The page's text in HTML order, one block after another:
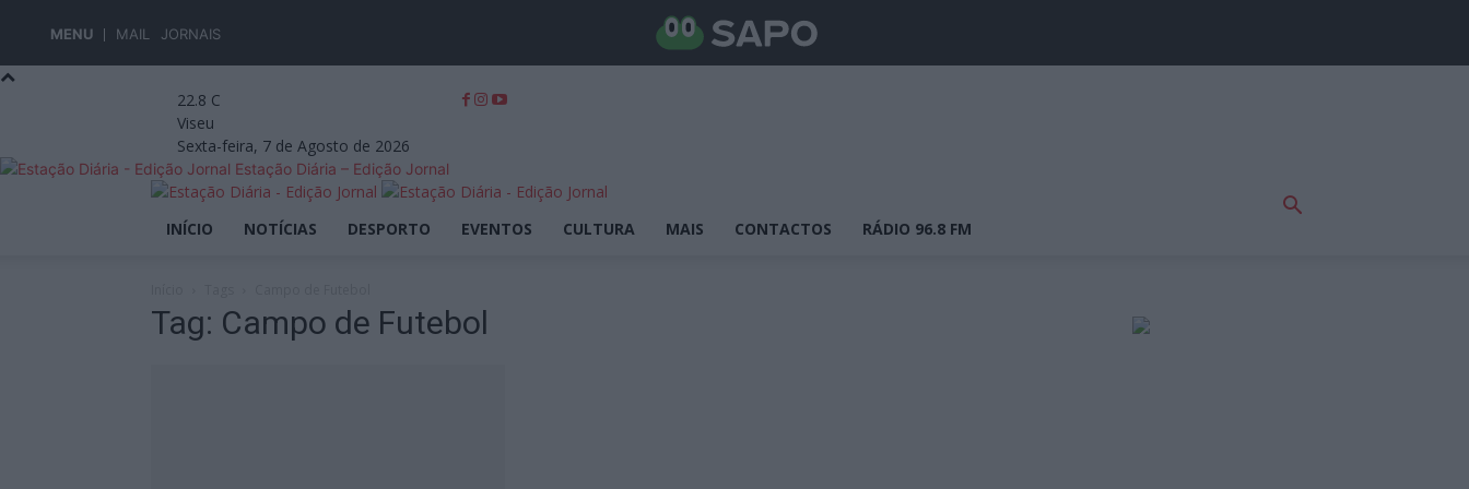
MENU MAIL JORNAIS
22.8 C
Viseu
Sexta-feira, 7 de Agosto de 2026
Estação Diária – Edição Jornal
INÍCIO NOTÍCIAS DESPORTO EVENTOS CULTURA MAIS CONTACTOS RÁDIO 96.8 FM
Tag: Campo de Futebol